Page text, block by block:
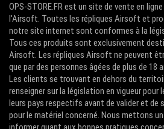
OPS-STORE.FR est un site de vente en
l'Airsoft. Toutes les répliques Airsoft et
notre site internet sont conformes à la
Tous ces produits sont exclusivement
Airsoft. Les répliques Airsoft ne peuvent
que par des personnes âgées de plus de 18
Les clients se trouvant en dehors du
renseigner sur la législation en vigueur
leurs pays respectifs avant de valider et de
pour le matériel concerné. Nous mettons